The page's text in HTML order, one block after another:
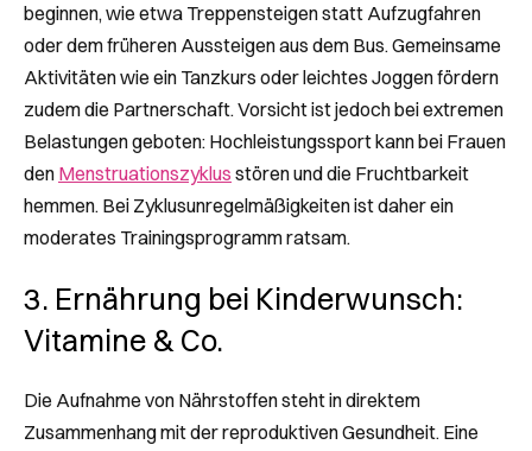
beginnen, wie etwa Treppensteigen statt Aufzugfahren
oder dem früheren Aussteigen aus dem Bus. Gemeinsame
Aktivitäten wie ein Tanzkurs oder leichtes Joggen fördern
zudem die Partnerschaft. Vorsicht ist jedoch bei extremen
Belastungen geboten: Hochleistungssport kann bei Frauen
den Menstruationszyklus stören und die Fruchtbarkeit
hemmen. Bei Zyklusunregelmäßigkeiten ist daher ein
moderates Trainingsprogramm ratsam.
3. Ernährung bei Kinderwunsch:
Vitamine & Co.
Die Aufnahme von Nährstoffen steht in direktem
Zusammenhang mit der reproduktiven Gesundheit. Eine